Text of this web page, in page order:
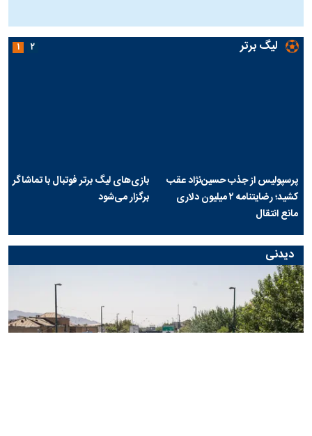
لیگ برتر
پرسپولیس از جذب حسین‌نژاد عقب
کشید؛ رضایتنامه ۲ میلیون دلاری
مانع انتقال
بازی‌های لیگ برتر فوتبال با تماشاگر
برگزار می‌شود
۱ ۲
دیدنی